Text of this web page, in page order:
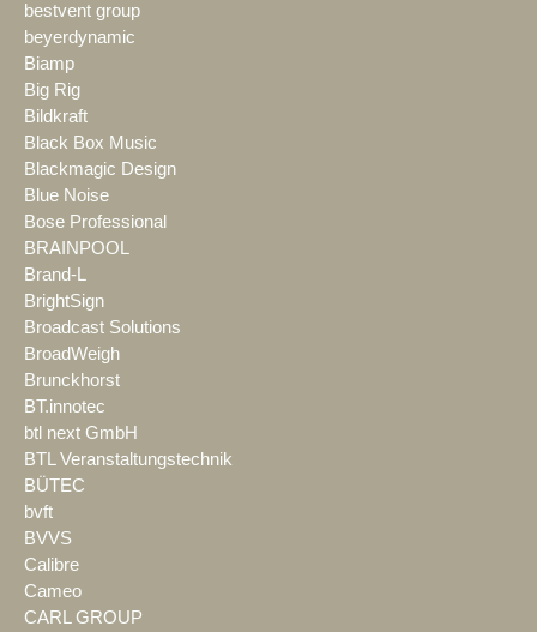
bestvent group
beyerdynamic
Biamp
Big Rig
Bildkraft
Black Box Music
Blackmagic Design
Blue Noise
Bose Professional
BRAINPOOL
Brand-L
BrightSign
Broadcast Solutions
BroadWeigh
Brunckhorst
BT.innotec
btl next GmbH
BTL Veranstaltungstechnik
BÜTEC
bvft
BVVS
Calibre
Cameo
CARL GROUP